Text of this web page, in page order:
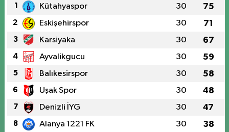
1 Kütahyaspor 30 75
2 Eskişehirspor 30 71
3 Karsiyaka 30 67
4 Ayvalikgucu 30 59
5 Balıkesirspor 30 58
6 Uşak Spor 30 48
7 Denizli İYG 30 47
8 Alanya 1221 FK 30 38